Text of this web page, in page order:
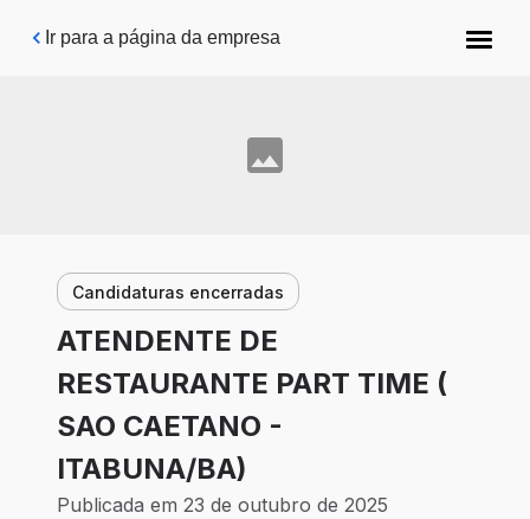
Pular para o conteúdo principal
Ir para a página da empresa
Candidaturas encerradas
ATENDENTE DE
RESTAURANTE PART TIME (
SAO CAETANO -
ITABUNA/BA)
Publicada em 23 de outubro de 2025